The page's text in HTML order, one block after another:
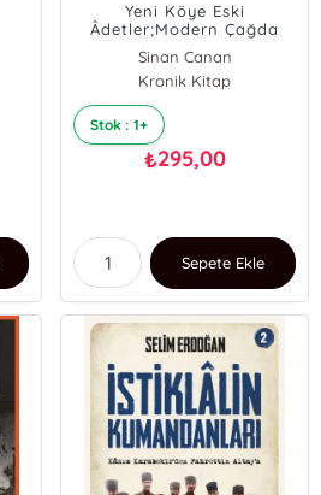
Yeni Köye Eski
Âdetler;Modern Çağda
Eğitimin, Ebeveynliğin ve
Yaşamın Kodları
Sinan Canan
ali koç
Kronik Kitap
Stok : 1+
₺295,00
Sepete Ekle